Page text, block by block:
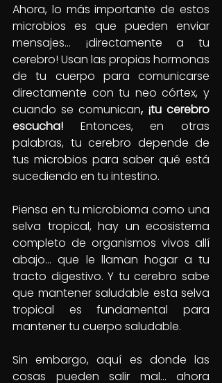
Ahora, lo más importante de estos
microbios es que pueden enviar
mensajes… ¡directamente a tu
cerebro! Usan las propias hormonas
de tu cuerpo para comunicarse
directamente con tu neo córtex, y
cuando se comunican, ¡tu cerebro
escucha! Entonces, en otras
palabras, tu cerebro depende de
tus microbios para saber qué está
sucediendo en tu intestino.
Piensa en tu microbioma como una
selva tropical, hay un ecosistema
completo de organismos vivos allí
abajo… que le llaman hogar a tu
tracto digestivo. Y tu cerebro sabe
que mantener saludable esta selva
tropical es fundamental para
mantener tu cuerpo saludable.
Sin embargo, aquí es donde las
cosas pueden salir mal… ahora